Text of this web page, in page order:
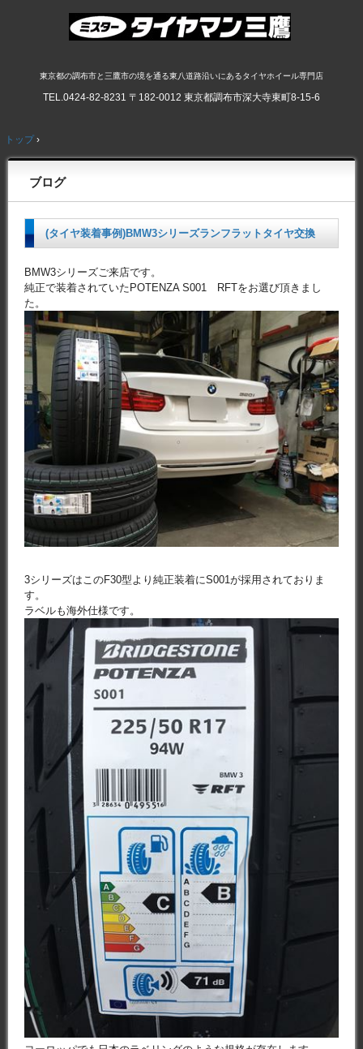
東京都の調布市と三鷹市の境を通る東八道路沿いにあるタイヤホイール専門店
TEL.0424-82-8231 〒182-0012 東京都調布市深大寺東町8-15-6
トップ ›
ブログ
(タイヤ装着事例)BMW3シリーズランフラットタイヤ交換
BMW3シリーズご来店です。
純正で装着されていたPOTENZA S001 RFTをお選び頂きまし
た。
3シリーズはこのF30型より純正装着にS001が採用されておりま
す。
ラベルも海外仕様です。